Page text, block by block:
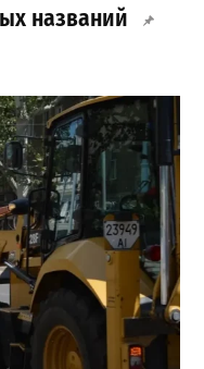
названий